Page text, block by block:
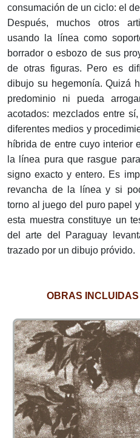
consumación de un ciclo: el
Después, muchos otros
usando la línea como
borrador o esbozo de sus
de otras figuras. Pero es
dibujo su hegemonía. Quizá
predominio ni pueda
acotados: mezclados entre
diferentes medios y
híbrida de entre cuyo interior
la línea pura que rasgue
signo exacto y entero. Es
revancha de la línea y si
torno al juego del puro papel
esta muestra constituye un
del arte del Paraguay
trazado por un dibujo próvido.
OBRAS